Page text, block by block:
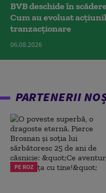
BVB deschide în
Cum au evoluat
tranzacționare
06.08.2026
PARTENERII
PE ROZ